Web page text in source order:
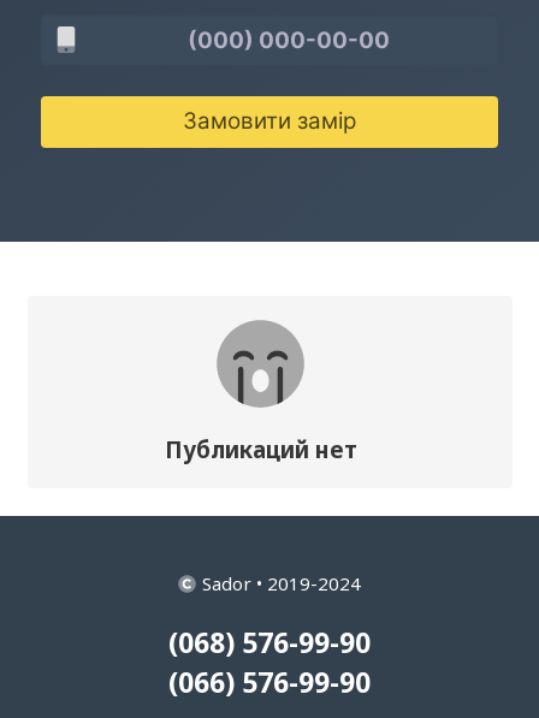
Замовити замір
Публикаций нет
Sador • 2019-2024
(068) 576-99-90
(066) 576-99-90